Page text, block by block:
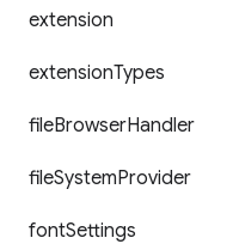
extension
extensionTypes
fileBrowserHandler
fileSystemProvider
fontSettings